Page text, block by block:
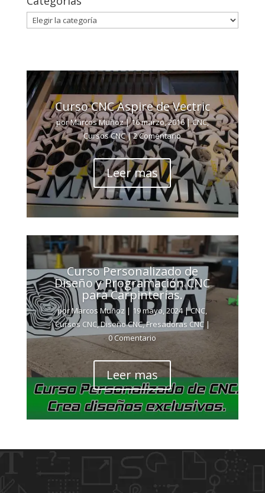
Categorías
Curso CNC Aspire de Vectric
porMarcos Muñoz|16 marzo, 2016|CNC,
Cursos CNC| 2 Comentario
Leer mas
Curso Personalizado de
Diseño y Programación CNC
para Carpinterías.
porMarcos Muñoz| 19 mayo, 2024|CNC,
Cursos CNC,Diseño CNC,Fresadoras CNC|
0 Comentario
Leer mas